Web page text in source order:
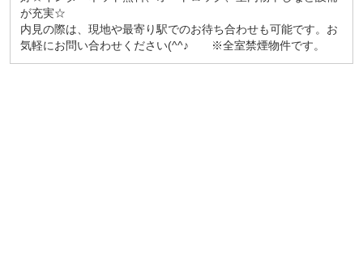
が充実☆
内見の際は、現地や最寄り駅でのお待ち合わせも可能です。お
気軽にお問い合わせください(^^♪ ※全室禁煙物件です。